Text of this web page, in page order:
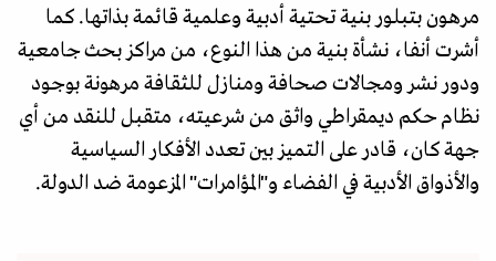
مرهون بتبلور بنية تحتية أدبية وعلمية قائمة بذاتها. كما
أشرت أنفا، نشأة بنية من هذا النوع، من مراكز بحث جامعية
ودور نشر ومجالات صحافة ومنازل للثقافة مرهونة بوجود
نظام حكم ديمقراطي واثق من شرعيته، متقبل للنقد من أي
جهة كان، قادر على التميز بين تعدد الأفكار السياسية
والأذواق الأدبية في الفضاء و"المؤامرات" المزعومة ضد الدولة.